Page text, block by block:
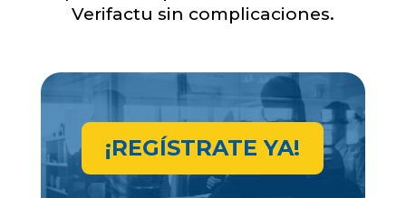
Verifactu sin complicaciones.
¡REGÍSTRATE YA!